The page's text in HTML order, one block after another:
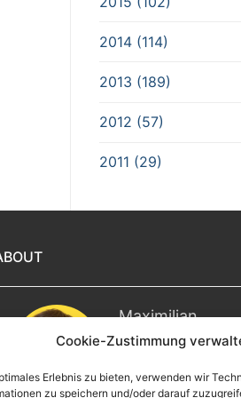
Cookie-Zustimmung
Erlebnis zu bieten, verwenden wir
zu speichern und/oder darauf
2014 (114)
2013 (189)
2012 (57)
2011 (29)
Maximilian
Herzlich willkommen!
15 Jahren